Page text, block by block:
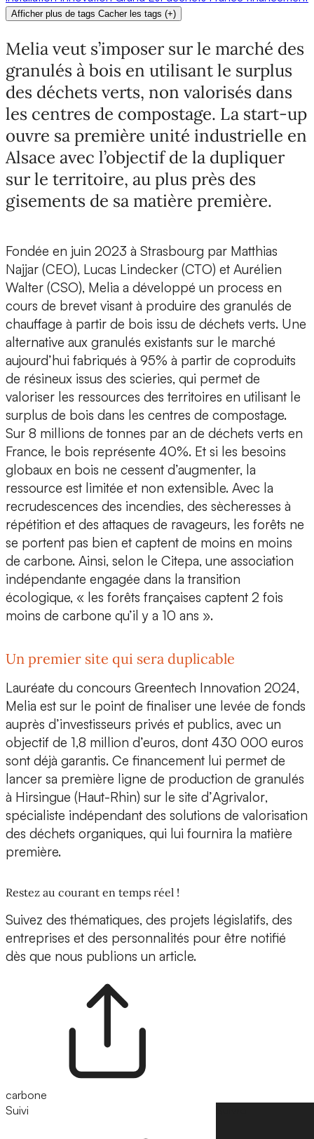
Afficher plus de tags Cacher les tags (+)
Melia veut s’imposer sur le marché des
granulés à bois en utilisant le surplus
des déchets verts, non valorisés dans
les centres de compostage. La start-up
ouvre sa première unité industrielle en
Alsace avec l’objectif de la dupliquer
sur le territoire, au plus près des
gisements de sa matière première.
Fondée en juin 2023 à Strasbourg par Matthias
Najjar (CEO), Lucas Lindecker (CTO) et Aurélien
Walter (CSO), Melia a développé un process en
cours de brevet visant à produire des granulés de
chauffage à partir de bois issu de déchets verts. Une
alternative aux granulés existants sur le marché
aujourd’hui fabriqués à 95% à partir de coproduits
de résineux issus des scieries, qui permet de
valoriser les ressources des territoires en utilisant le
surplus de bois dans les centres de compostage.
Sur 8 millions de tonnes par an de déchets verts en
France, le bois représente 40%. Et si les besoins
globaux en bois ne cessent d’augmenter, la
ressource est limitée et non extensible. Avec la
recrudescences des incendies, des sècheresses à
répétition et des attaques de ravageurs, les forêts ne
se portent pas bien et captent de moins en moins
de carbone. Ainsi, selon le Citepa, une association
indépendante engagée dans la transition
écologique, « les forêts françaises captent 2 fois
moins de carbone qu’il y a 10 ans ».
Un premier site qui sera duplicable
Lauréate du concours Greentech Innovation 2024,
Melia est sur le point de finaliser une levée de fonds
auprès d’investisseurs privés et publics, avec un
objectif de 1,8 million d’euros, dont 430 000 euros
sont déjà garantis. Ce financement lui permet de
lancer sa première ligne de production de granulés
à Hirsingue (Haut-Rhin) sur le site d’Agrivalor,
spécialiste indépendant des solutions de valorisation
des déchets organiques, qui lui fournira la matière
première.
Restez au courant en temps réel !
Suivez des thématiques, des projets législatifs, des
entreprises et des personnalités pour être notifié
dès que nous publions un article.
carbone
Suivi